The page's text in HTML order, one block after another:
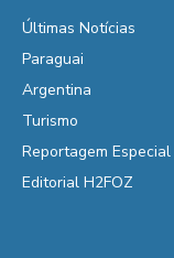
Últimas Notícias
Paraguai
Argentina
Turismo
Reportagem Especial
Editorial H2FOZ